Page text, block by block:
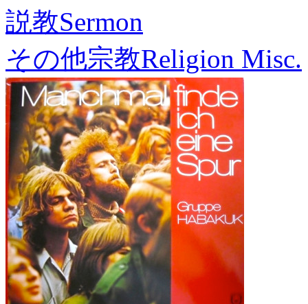
説教Sermon
その他宗教Religion Misc.